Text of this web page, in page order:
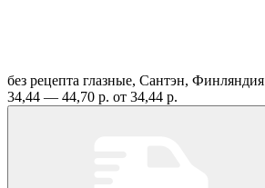
без рецепта глазные, Сантэн, Финляндия
34,44 — 44,70 р. от 34,44 р.